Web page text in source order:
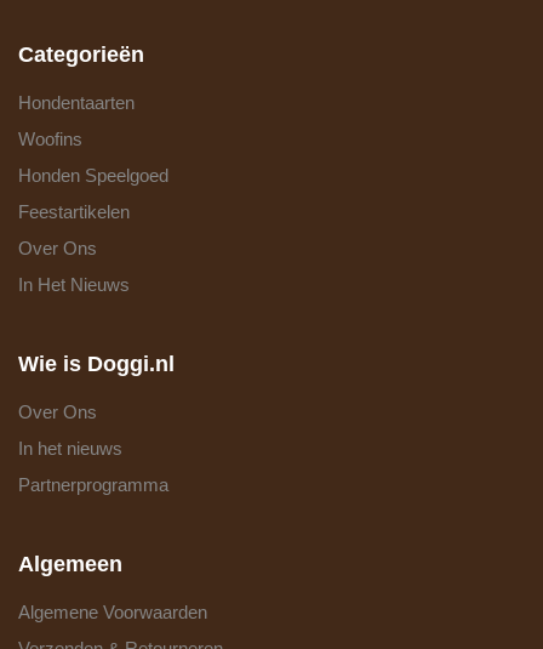
Categorieën
Hondentaarten
Woofins
Honden Speelgoed
Feestartikelen
Over Ons
In Het Nieuws
Wie is Doggi.nl
Over Ons
In het nieuws
Partnerprogramma
Algemeen
Algemene Voorwaarden